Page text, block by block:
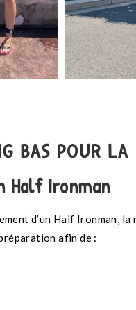
BAS POUR LA
Half Ironman
d’un Half Ironman,
afin de :